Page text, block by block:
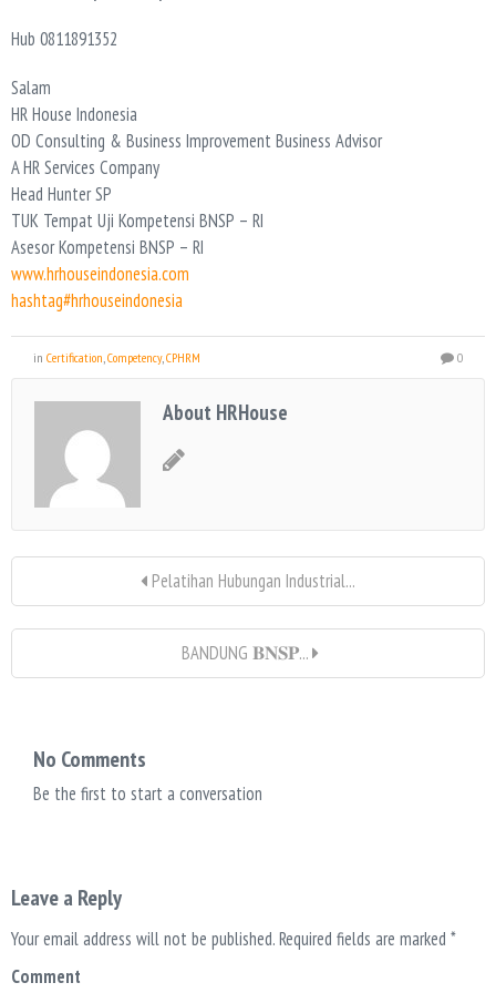
Hub 0811891352
Salam
HR House Indonesia
OD Consulting & Business Improvement Business Advisor
A HR Services Company
Head Hunter SP
TUK Tempat Uji Kompetensi BNSP – RI
Asesor Kompetensi BNSP – RI
www.hrhouseindonesia.com
hashtag#hrhouseindonesia
in Certification,Competency,CPHRM 0
About HRHouse
Pelatihan Hubungan Industrial...
BANDUNG 𝐁𝐍𝐒𝐏...
No Comments
Be the first to start a conversation
Leave a Reply
Your email address will not be published.Required fields are marked *
Comment